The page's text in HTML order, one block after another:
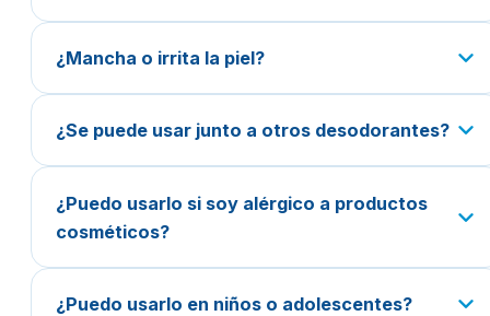
¿Mancha o irrita la piel?
¿Se puede usar junto a otros desodorantes?
¿Puedo usarlo si soy alérgico a productos
cosméticos?
¿Puedo usarlo en niños o adolescentes?